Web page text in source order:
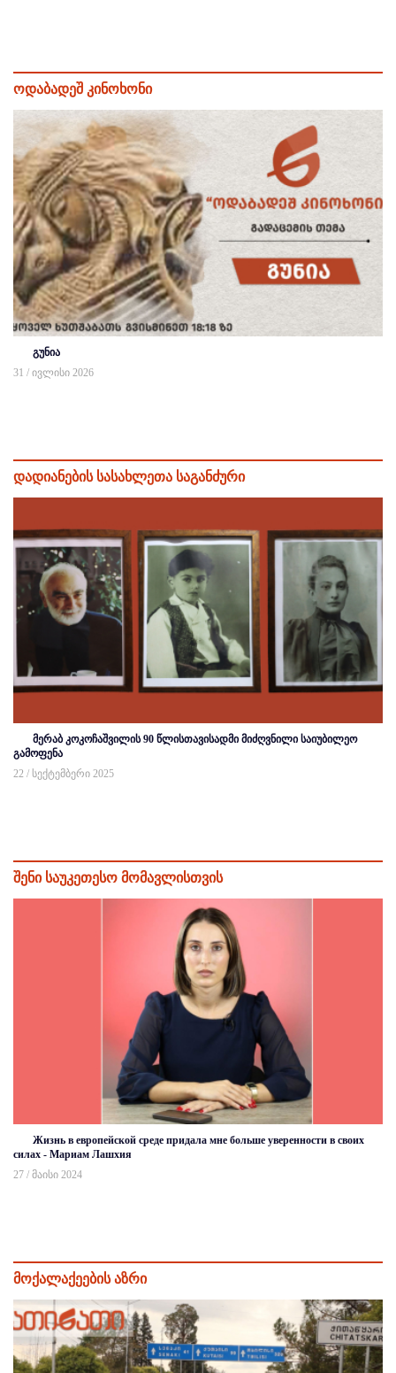
ოდაბადეშ კინოხონი
გუნია
31 / ივლისი 2026
დადიანების სასახლეთა საგანძური
მერაბ კოკოჩაშვილის 90 წლისთავისადმი მიძღვნილი საიუბილეო
გამოფენა
22 / სექტემბერი 2025
შენი საუკეთესო მომავლისთვის
Жизнь в европейской среде придала мне больше уверенности в своих
силах - Мариам Лашхия
27 / მაისი 2024
მოქალაქეების აზრი